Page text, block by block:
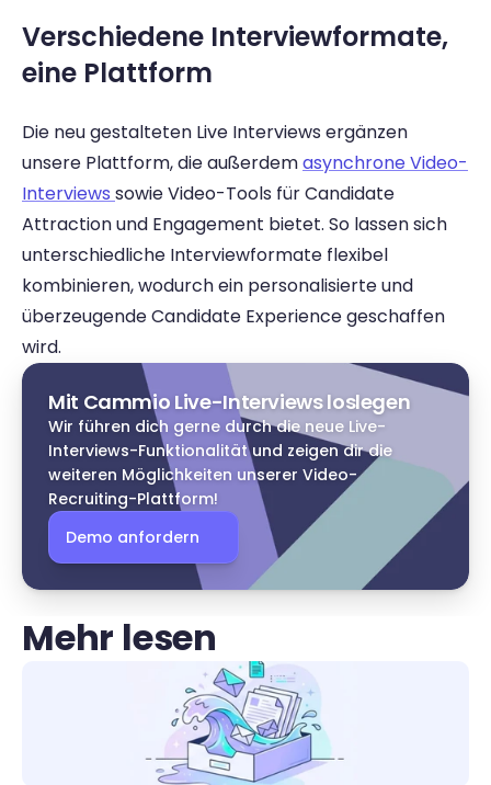
Verschiedene Interviewformate,
eine Plattform
Die neu gestalteten Live Interviews ergänzen
unsere Plattform, die außerdem asynchrone Video-
Interviews sowie Video-Tools für Candidate
Attraction und Engagement bietet. So lassen sich
unterschiedliche Interviewformate flexibel
kombinieren, wodurch ein personalisierte und
überzeugende Candidate Experience geschaffen
wird.
Mit Cammio Live-Interviews loslegen
Wir führen dich gerne durch die neue Live-
Interviews-Funktionalität und zeigen dir die
weiteren Möglichkeiten unserer Video-
Recruiting-Plattform!
Demo anfordern
Mehr lesen